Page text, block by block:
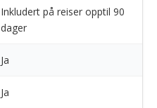
Inkludert på reiser opptil 90
dager
Ja
Ja